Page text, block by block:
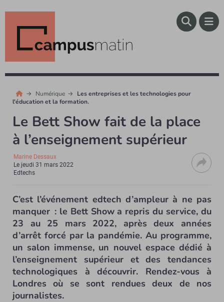
Numérique
Les entreprises et les technologies pour
l'éducation et la formation.
Le Bett Show fait de la place
à l’enseignement supérieur
Marine Dessaux
Le jeudi 31 mars 2022
Edtechs
C’est l’événement edtech d’ampleur à ne pas
manquer : le Bett Show a repris du service, du
23 au 25 mars 2022, après deux années
d’arrêt forcé par la pandémie. Au programme,
un salon immense, un nouvel espace dédié à
l’enseignement supérieur et des tendances
technologiques à découvrir. Rendez-vous à
Londres où se sont rendues deux de nos
journalistes.